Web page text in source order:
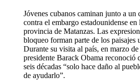
Jóvenes cubanos caminan junto a un
contra el embargo estadounidense en
provincia de Matanzas. Las
bloqueo forman parte de los paisajes
Durante su visita al país, en marzo
presidente Barack Obama reconoció
seis décadas “solo hace daño al
de ayudarlo”.